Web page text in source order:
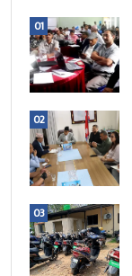
01
02
03